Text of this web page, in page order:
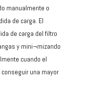
manualmente o
de carga. El
de carga del filtro
y mini¬mizando
cuando el
una mayor